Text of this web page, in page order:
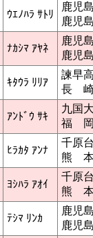
ｳｴﾉﾊﾗ ｻﾄﾘ
鹿児
鹿児
ﾅｶｼﾏ ｱﾔﾈ
鹿児
鹿児
ｷﾀｳﾗ ﾘﾘｱ
諫早
長
ｱﾝﾄﾞｳ ｻｷ
九国
福
ﾋﾗｶﾀ ｱﾝﾅ
千原
熊
ﾖｼﾊﾗ ｱｵｲ
千原
熊
ﾃｼﾏ ﾘﾝｶ
鹿児
鹿児